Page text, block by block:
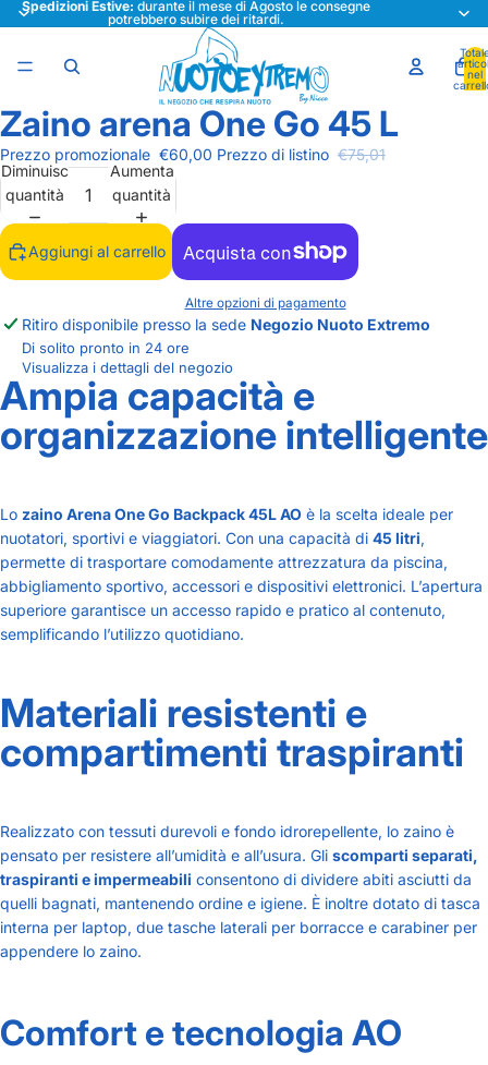
Spedizioni Estive: durante il mese di Agosto le consegne
potrebbero subire dei ritardi.
nel
Apri
immagine
a
schermo
intero
Zaino arena One Go 45 L
Prezzo promozionale €60,00 Prezzo di listino €75,01
Diminuisci
quantità
Aumenta
quantità
Aggiungi al carrello
Altre opzioni di pagamento
Ritiro disponibile presso la sede Negozio Nuoto Extremo
Di solito pronto in 24 ore
Visualizza i dettagli del negozio
Ampia capacità e
organizzazione intelligente
Lo zaino Arena One Go Backpack 45L AO è la scelta ideale per
nuotatori, sportivi e viaggiatori. Con una capacità di 45 litri,
permette di trasportare comodamente attrezzatura da piscina,
abbigliamento sportivo, accessori e dispositivi elettronici. L’apertura
superiore garantisce un accesso rapido e pratico al contenuto,
semplificando l’utilizzo quotidiano.
Materiali resistenti e
compartimenti traspiranti
Realizzato con tessuti durevoli e fondo idrorepellente, lo zaino è
pensato per resistere all’umidità e all’usura. Gli scomparti separati,
traspiranti e impermeabili consentono di dividere abiti asciutti da
quelli bagnati, mantenendo ordine e igiene. È inoltre dotato di tasca
interna per laptop, due tasche laterali per borracce e carabiner per
appendere lo zaino.
Comfort e tecnologia AO